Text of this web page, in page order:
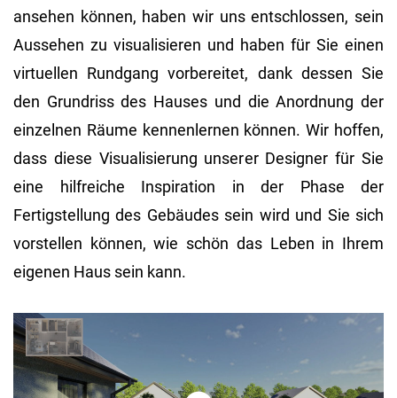
ansehen können, haben wir uns entschlossen, sein
Aussehen zu visualisieren und haben für Sie einen
virtuellen Rundgang vorbereitet, dank dessen Sie
den Grundriss des Hauses und die Anordnung der
einzelnen Räume kennenlernen können. Wir hoffen,
dass diese Visualisierung unserer Designer für Sie
eine hilfreiche Inspiration in der Phase der
Fertigstellung des Gebäudes sein wird und Sie sich
vorstellen können, wie schön das Leben in Ihrem
eigenen Haus sein kann.